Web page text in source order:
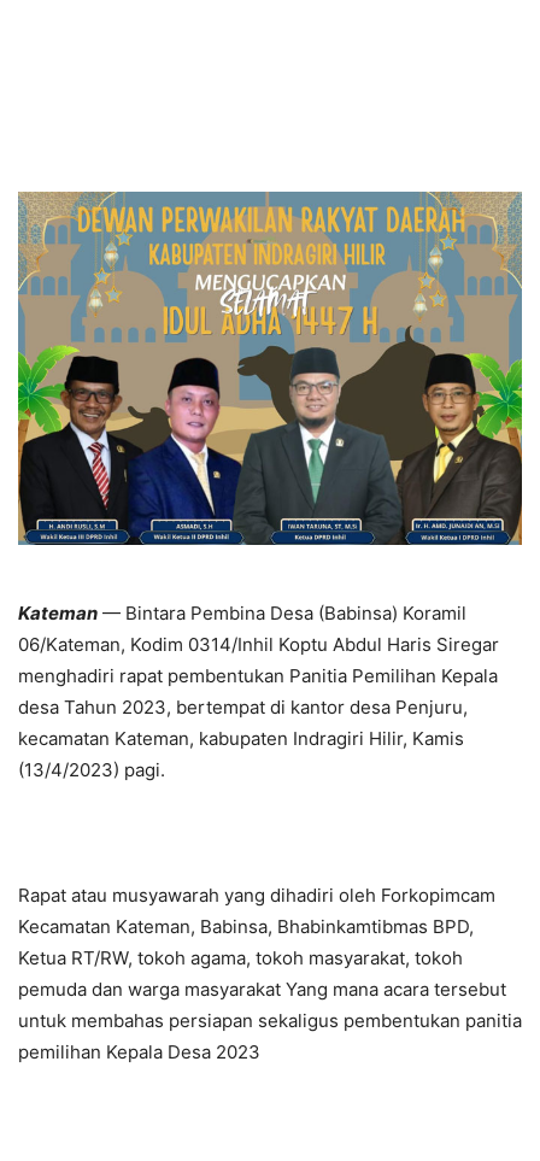
Kateman — Bintara Pembina Desa (Babinsa) Koramil
06/Kateman, Kodim 0314/Inhil Koptu Abdul Haris Siregar
menghadiri rapat pembentukan Panitia Pemilihan Kepala
desa Tahun 2023, bertempat di kantor desa Penjuru,
kecamatan Kateman, kabupaten Indragiri Hilir, Kamis
(13/4/2023) pagi.
Rapat atau musyawarah yang dihadiri oleh Forkopimcam
Kecamatan Kateman, Babinsa, Bhabinkamtibmas BPD,
Ketua RT/RW, tokoh agama, tokoh masyarakat, tokoh
pemuda dan warga masyarakat Yang mana acara tersebut
untuk membahas persiapan sekaligus pembentukan panitia
pemilihan Kepala Desa 2023